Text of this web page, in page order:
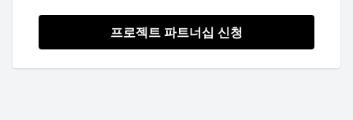
프로젝트 파트너십 신청